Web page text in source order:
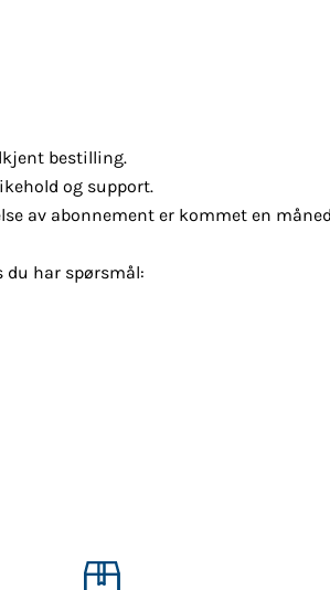
bestilling.
og support.
av abonnement er kommet en
du har spørsmål: